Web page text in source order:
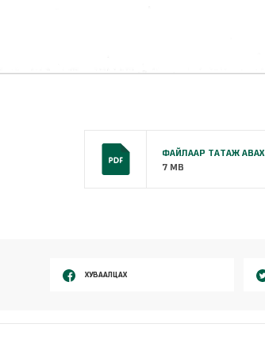
ФАЙЛААР ТАТАЖ АВАХ
7 MB
ХУВААЛЦАХ